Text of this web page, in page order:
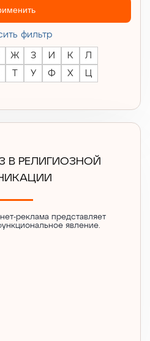
фильтр
Ж З И К
Л
У Ф Х
Ц
В РЕЛИГИОЗНОЙ
реклама представляет
явление.